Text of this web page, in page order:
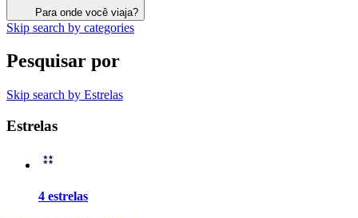
Para onde você viaja?
Skip search by categories
Pesquisar por
Skip search by Estrelas
Estrelas
4 estrelas